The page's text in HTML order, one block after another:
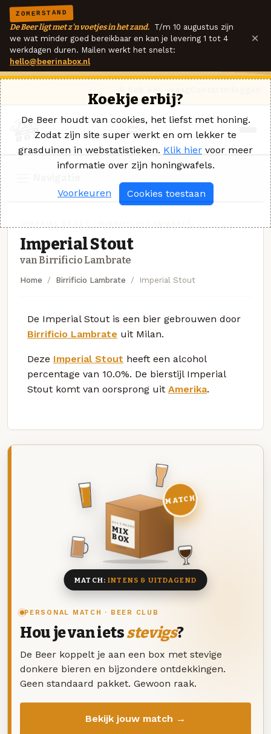
ZOMERSTAND
De Beer ligt met z'n voetjes in het zand. T/m 10 augustus zijn
we wat minder goed bereikbaar en kan je levering 1 tot 4
werkdagen duren. Mailen werkt het snelst:
hello@beerinabox.nl
×
Imperial Stout
van Birrificio Lambrate
Home Birrificio Lambrate Imperial Stout
De Imperial Stout is een bier gebrouwen door
Birrificio Lambrate uit Milan.
Deze Imperial Stout heeft een alcohol
percentage van 10.0%. De bierstijl Imperial
Stout komt van oorsprong uit Amerika.
PERSONAL MATCH · BEER CLUB
Hou je van ietsstevigs?
De Beer koppelt je aan een box met stevige
donkere bieren en bijzondere ontdekkingen.
Geen standaard pakket. Gewoon raak.
Bekijk jouw match →
DEZE MAAND
MIX
BOX
8 BIEREN
MATCH
MATCH:INTENS & UITDAGEND
Koekje erbij?
De Beer houdt van cookies, het liefst met honing.
Zodat zijn site super werkt en om lekker te
grasduinen in webstatistieken. Klik hier voor meer
informatie over zijn honingwafels.
Voorkeuren Cookies toestaan